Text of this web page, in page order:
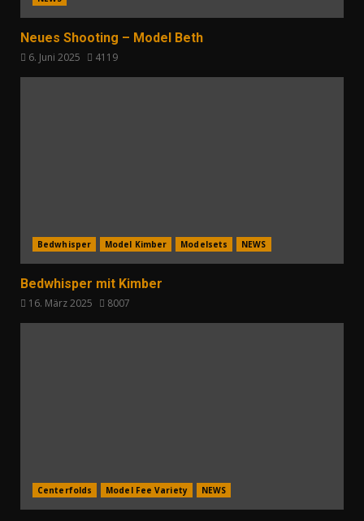
Neues Shooting – Model Beth
6. Juni 2025 4119
Bedwhisper Model Kimber Modelsets NEWS
Bedwhisper mit Kimber
16. März 2025 8007
Centerfolds Model Fee Variety NEWS